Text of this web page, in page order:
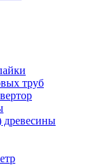
труб
древесины